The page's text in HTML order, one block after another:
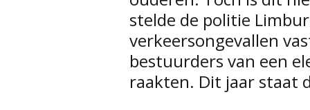
stelde de politie
verkeersongevallen
bestuurders van een
raakten. Dit jaar staat